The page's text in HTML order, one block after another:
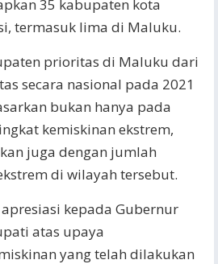
35 kabupaten kota
termasuk lima di Maluku.
prioritas di Maluku dari
secara nasional pada 2021
bukan hanya pada
kemiskinan ekstrem,
juga dengan jumlah
di wilayah tersebut.
kepada Gubernur
atas upaya
yang telah dilakukan